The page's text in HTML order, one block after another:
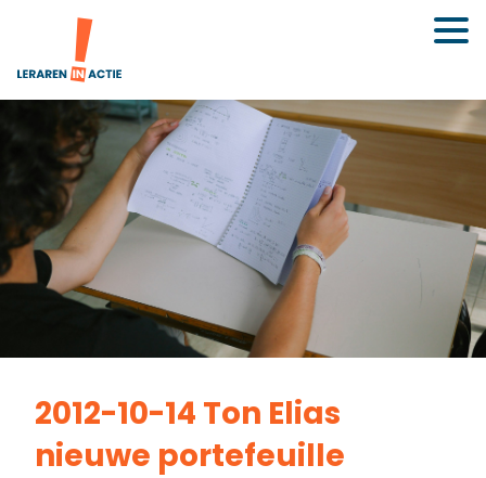
2012-10-14 Ton Elias
nieuwe portefeuille